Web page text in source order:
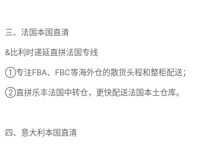
三、法国本国直清
&比利时递延直拼法国专线
①专注FBA、FBC等海外仓的散货头程和整柜配送；
②直拼乐丰法国中转仓，更快配送法国本土仓库。
四、意大利本国直清